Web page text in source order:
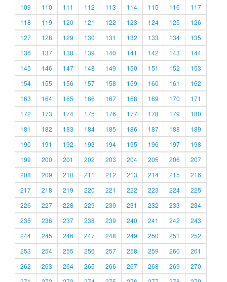
109
110 111 112 113 114 115 116
117
118
119 120 121 122 123 124 125
126
127
128 129 130 131 132 133 134
135
136
137 138 139 140 141 142 143
144
145
146 147 148 149 150 151 152
153
154
155 156 157 158 159 160 161
162
163
164 165 166 167 168 169 170
171
172
173 174 175 176 177 178 179
180
181
182 183 184 185 186 187 188
189
190
191 192 193 194 195 196 197
198
199
200 201 202 203 204 205 206
207
208
209 210 211 212 213 214 215
216
217
218 219 220 221 222 223 224
225
226
227 228 229 230 231 232 233
234
235
236 237 238 239 240 241 242
243
244
245 246 247 248 249 250 251
252
253
254 255 256 257 258 259 260
261
262
263 264 265 266 267 268 269
270